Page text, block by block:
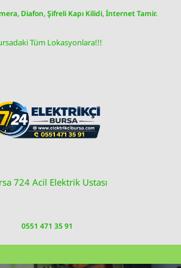
Diafon, Şifreli Kapı Kilidi, İnternet Tamir.
Tüm Lokasyonlara!!!
724 Acil Elektrik Ustası
0551 471 35 91